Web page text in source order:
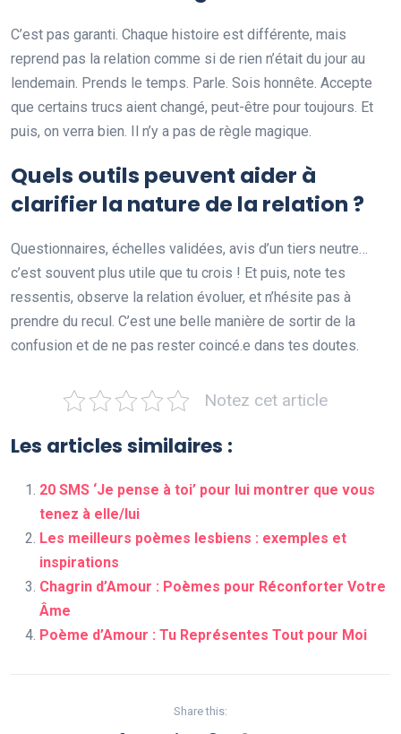
C’est pas garanti. Chaque histoire est différente, mais
reprend pas la relation comme si de rien n’était du jour au
lendemain. Prends le temps. Parle. Sois honnête. Accepte
que certains trucs aient changé, peut-être pour toujours. Et
puis, on verra bien. Il n’y a pas de règle magique.
Quels outils peuvent aider à
clarifier la nature de la relation ?
Questionnaires, échelles validées, avis d’un tiers neutre…
c’est souvent plus utile que tu crois ! Et puis, note tes
ressentis, observe la relation évoluer, et n’hésite pas à
prendre du recul. C’est une belle manière de sortir de la
confusion et de ne pas rester coincé.e dans tes doutes.
Notez cet article
Les articles similaires :
20 SMS ‘Je pense à toi’ pour lui montrer que vous
tenez à elle/lui
Les meilleurs poèmes lesbiens : exemples et
inspirations
Chagrin d’Amour : Poèmes pour Réconforter Votre
Âme
Poème d’Amour : Tu Représentes Tout pour Moi
Share this: